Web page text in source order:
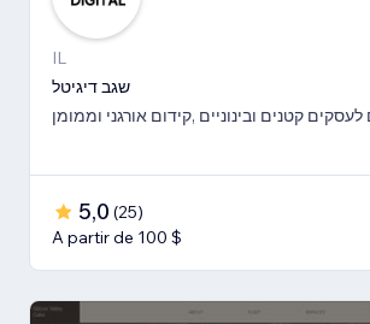
IL
שגב דיגיטל
קטנים ובינוניים ,קידום אורגני וממומן
5,0 (25)
A partir de 100 $